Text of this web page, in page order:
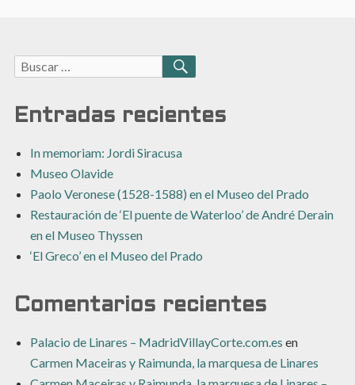
Buscar:
BUSCAR
Entradas recientes
In memoriam: Jordi Siracusa
Museo Olavide
Paolo Veronese (1528-1588) en el Museo del Prado
Restauración de ‘El puente de Waterloo’ de André Derain
en el Museo Thyssen
‘El Greco’ en el Museo del Prado
Comentarios recientes
Palacio de Linares – MadridVillayCorte.com.es en
Carmen Maceiras y Raimunda, la marquesa de Linares